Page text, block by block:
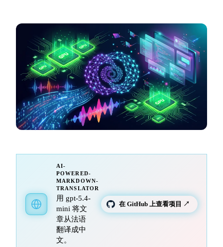
AI-
POWERED-
MARKDOWN-
TRANSLATOR
用 gpt-5.4-
mini 将文
章从法语
翻译成中
文。
在 GitHub 上查看项目 ↗